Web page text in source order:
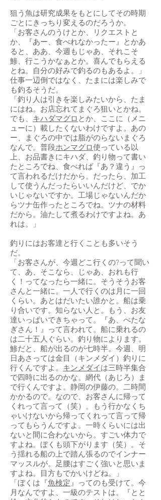
狙う魚は研究成果をもとにしてその時期
ごとにきっちり変えるのだろうか。
「お客さんのうけとか、リクエストと
か、『あー、食べれなかったー』とかあ
ると、ああ、今週もじゃあ、それこそ
鯵、行こうかなぁとか。喜んでもらえる
とね。自分の好みで釣るのもあるよ。」
仕事一辺倒ではなく、たまには楽しみで
も釣るそうだ。
「釣り人は引きを楽しみたいから、たま
にはね。お店忘れてまぐろ狙いとかね。
でも、 キハダマグロ とか、ここに（メニ
ューに）載したくないわけですよ。あの
ー、まぐろの中では脂がのらないまぐろ
なんで。普段ホンマグロ使っている以
上、お品書きにキハダ、釣り物って書い
たところでね、食べれば『あ？違う』っ
て言われるだけだから。だったら、加工
して使うんだったらいいんだけど、でか
いじゃないですか。工場じゃないんだか
らツナ缶作ったところでね。ツナの材料
だから。油たして煮るわけですよね。あ
れは。」
釣りにはお客達と行くことも多いそう
だ。
「お客さんが、今週どこ行くの?って聞い
て、あ、そこなら、じゃあ、おれも行
く！ってなったら一緒に。そうそうお客
さんと一緒に。一人で行くのは月に一回
くらい。あとはだいたい誰かと。船は乗
り合いです。知らない人と。もう、お友
達いっぱいできちゃって。『あ、べたな
ぎさん！』って言われて。船に乗れるの
は二十五人ぐらい。釣り物によります。
鯵だと、船が出るのが七時半。今週、明
日あさっては金目（キンメダイ）釣りに
行くんですよ。 キンメダイは三時半集合
で四時に出るのかな。網代（あじろ）ま
で行くんですよ。静岡の伊藤の。二時間
かかるので。なので、お客さんに帰って
くれって言って（笑）。もう行かなくち
ゃいけないから帰ってくれって言って帰
ってもらうんですよ。一時くらいには出
ないと間に合わないから。すごい体力で
すよね。ぼくも頭下がります（笑）。そ
う揺れる船の上で踏ん張るのでインナー
マッスルが。足腰はすごく強いと思いま
すよね。目方もでかいけどね。」
「ぼくは『魚検定』ってのも受けて。今
月なんですよ、一級のテストは。『とと